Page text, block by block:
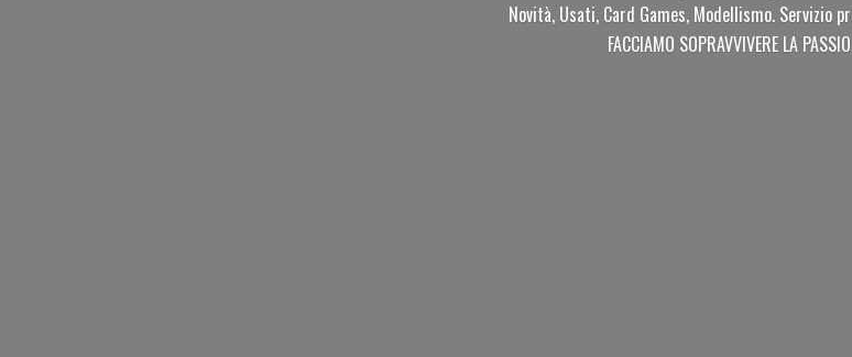
Novità, Usati, Card Games, Modellismo. Servizio
FACCIAMO SOPRAVVIVERE LA